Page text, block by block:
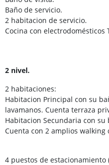
Baño de servicio.
2 habitacion de servicio.
Cocina con electrodomésticos
2 nivel.
2 habitaciones:
Habitacion Principal con su
lavamanos. Cuenta terraza
Habitacion Secundaria con su
Cuenta con 2 amplios walking
4 puestos de estacionamiento